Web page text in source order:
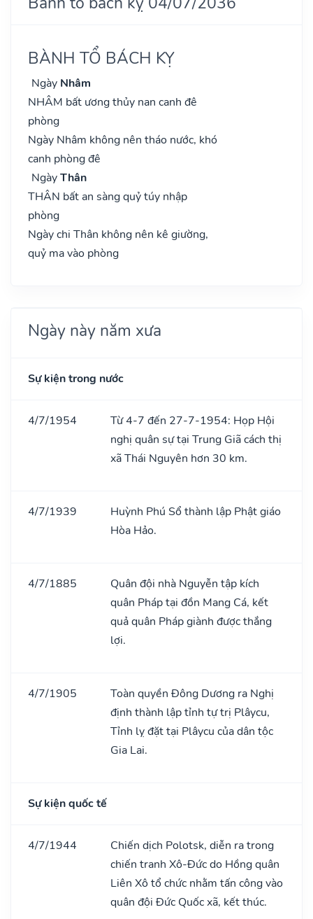
BÀNH TỔ BÁCH KỴ
Ngày Nhâm
NHÂM bất ương thủy nan canh đê
phòng
Ngày Nhâm không nên tháo nước, khó
canh phòng đê
NgàyThân
THÂN bất an sàng quỷ túy nhập
phòng
Ngày chi Thân không nên kê giường,
quỷ ma vào phòng
Ngày này năm xưa
Sự kiện trong nước
4/7/1954
Từ 4-7 đến 27-7-1954: Họp Hội
nghị quân sự tại Trung Giã cách thị
xã Thái Nguyên hơn 30 km.
4/7/1939
Huỳnh Phú Sổ thành lập Phật giáo
Hòa Hảo.
4/7/1885
Quân đội nhà Nguyễn tập kích
quân Pháp tại đồn Mang Cá, kết
quả quân Pháp giành được thắng
lợi.
4/7/1905
Toàn quyền Đông Dương ra Nghị
định thành lập tỉnh tự trị Plâycu,
Tỉnh lỵ đặt tại Plâycu của dân tộc
Gia Lai.
Sự kiện quốc tế
4/7/1944
Chiến dịch Polotsk, diễn ra trong
chiến tranh Xô-Đức do Hồng quân
Liên Xô tổ chức nhằm tấn công vào
quân đội Đức Quốc xã, kết thúc.